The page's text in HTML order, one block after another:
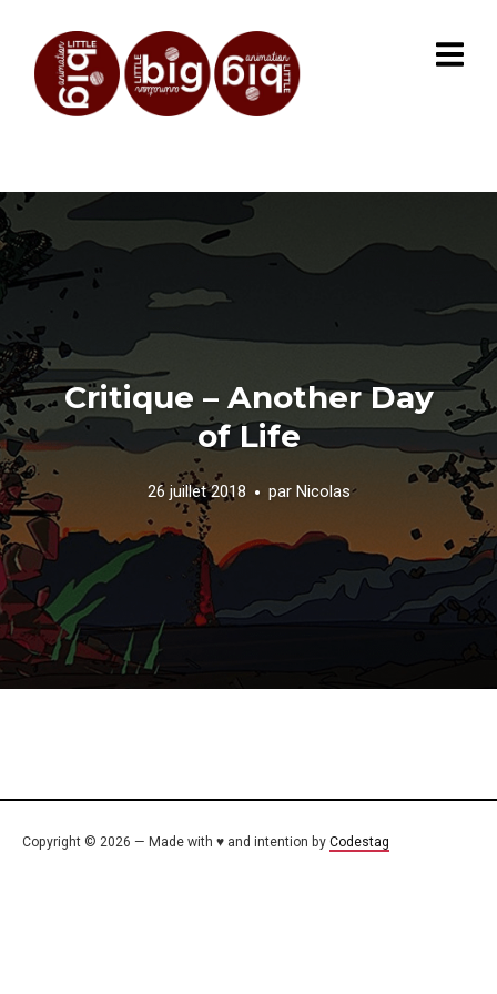
Critique – Another Day
of Life
26 juillet 2018 par Nicolas
Copyright © 2026 — Made with ♥ and intention by Codestag